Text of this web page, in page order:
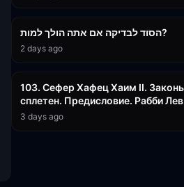
הסוד לבדיקה אם אתה הולך למות?
2 days ago
103. Сефер Хафец Хаим II.
сплетен. Предисловие. Рабби
3 days ago